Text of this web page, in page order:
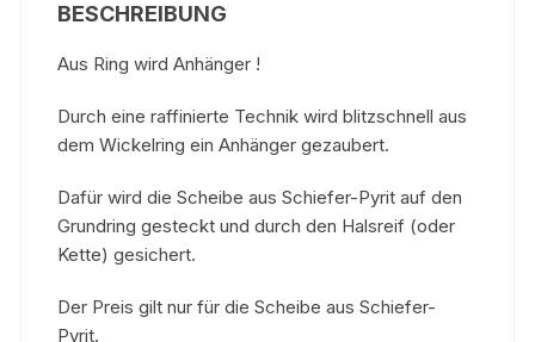
BESCHREIBUNG
Aus Ring wird Anhänger !
Durch eine raffinierte Technik wird blitzschnell aus
dem Wickelring ein Anhänger gezaubert.
Dafür wird die Scheibe aus Schiefer-Pyrit auf den
Grundring gesteckt und durch den Halsreif (oder
Kette) gesichert.
Der Preis gilt nur für die Scheibe aus Schiefer-
Pyrit.